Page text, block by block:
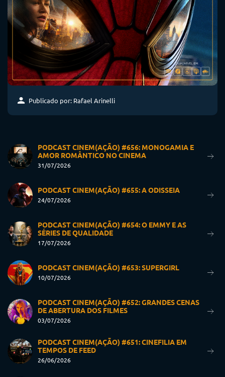
Publicado por: Rafael Arinelli
PODCAST CINEM(AÇÃO) #656: MONOGAMIA E
AMOR ROMÂNTICO NO CINEMA
31/07/2026
PODCAST CINEM(AÇÃO) #655: A ODISSEIA
24/07/2026
PODCAST CINEM(AÇÃO) #654: O EMMY E AS
SÉRIES DE QUALIDADE
17/07/2026
PODCAST CINEM(AÇÃO) #653: SUPERGIRL
10/07/2026
PODCAST CINEM(AÇÃO) #652: GRANDES CENAS
DE ABERTURA DOS FILMES
03/07/2026
PODCAST CINEM(AÇÃO) #651: CINEFILIA EM
TEMPOS DE FEED
26/06/2026